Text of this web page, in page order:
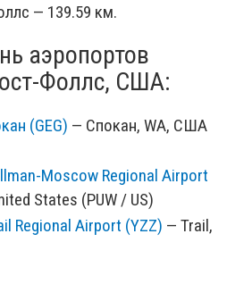
— 139.59 км.
аэропортов
Фоллс, США:
(GEG) — Спокан, WA, США
Moscow Regional Airport
States (PUW / US)
Regional Airport (YZZ) — Trail,